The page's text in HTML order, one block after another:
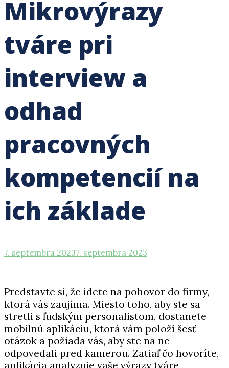
Mikrovýrazy
tváre pri
interview a
odhad
pracovných
kompetencií na
ich základe
7. septembra 20237. septembra 2023
Predstavte si, že idete na pohovor do firmy,
ktorá vás zaujíma. Miesto toho, aby ste sa
stretli s ľudským personalistom, dostanete
mobilnú aplikáciu, ktorá vám položí šesť
otázok a požiada vás, aby ste na ne
odpovedali pred kamerou. Zatiaľ čo hovoríte,
aplikácia analyzuje vaše výrazy tváre